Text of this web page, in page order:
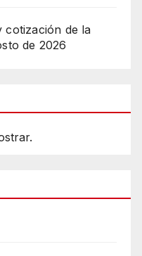
cotización de la
de 2026